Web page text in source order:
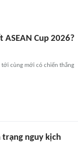
Cup 2026?
tới cùng mới có chiến thắng
nguy kịch